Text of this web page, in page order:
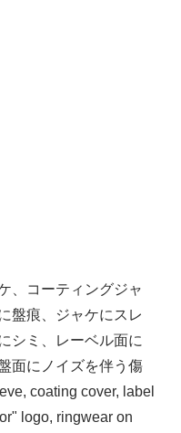
、コーティングジャ
盤痕、ジャケにスレ
シミ、レーベル面に
面にノイズを伴う傷
coating cover, label
logo, ringwear on